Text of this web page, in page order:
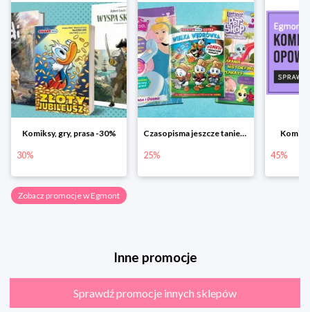
Komiksy, gry, prasa -30%
30%
Czasopisma jeszcze taniej! Rabat do -25%
25% 45%
Zobacz promocje w Egmont
Inne promocje
Sprawdź promocje innych sklepów